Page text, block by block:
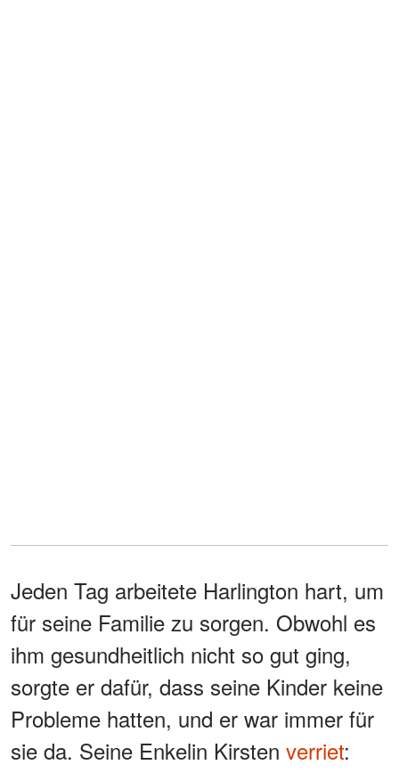
Jeden Tag arbeitete Harlington hart, um
für seine Familie zu sorgen. Obwohl es
ihm gesundheitlich nicht so gut ging,
sorgte er dafür, dass seine Kinder keine
Probleme hatten, und er war immer für
sie da. Seine Enkelin Kirsten verriet: